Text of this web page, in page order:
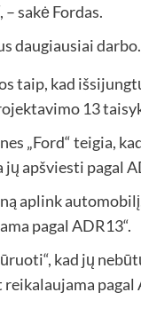
sakė Fordas.
daugiausiai darbo.
taip, kad
13
„Ford“ teigia,
apšviesti pagal
aplink
pagal ADR13“.
kad jų
pagal